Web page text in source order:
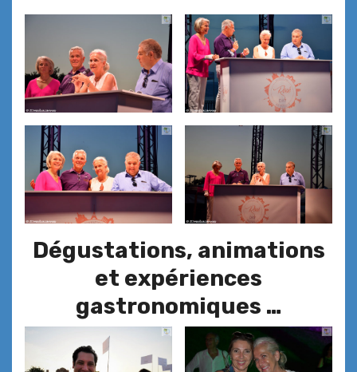
Dégustations, animations
et expériences
gastronomiques …